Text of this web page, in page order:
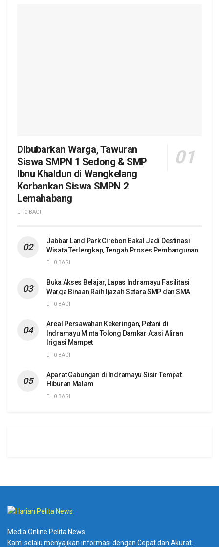
Dibubarkan Warga, Tawuran
Siswa SMPN 1 Sedong & SMP
Ibnu Khaldun di Wangkelang
Korbankan Siswa SMPN 2
Lemahabang
0 BAGI
Jabbar Land Park Cirebon Bakal Jadi Destinasi
Wisata Terlengkap, Tengah Proses Pembangunan
0 BAGI
Buka Akses Belajar, Lapas Indramayu Fasilitasi
Warga Binaan Raih Ijazah Setara SMP dan SMA
0 BAGI
Areal Persawahan Kekeringan, Petani di
Indramayu Minta Tolong Damkar Atasi Aliran
Irigasi Mampet
0 BAGI
Aparat Gabungan di Indramayu Sisir Tempat
Hiburan Malam
0 BAGI
Media Online Pelita News
Kami selalu menyajikan informasi dengan Cepat dan Akurat.